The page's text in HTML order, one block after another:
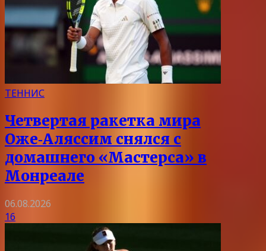
ТЕННИС
Четвертая ракетка мира
Оже‑Аляссим снялся с
домашнего «Мастерса» в
Монреале
06.08.2026
16